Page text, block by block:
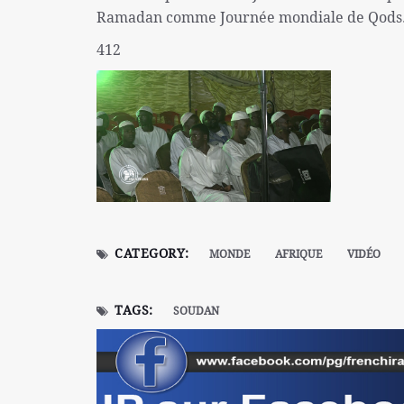
Ramadan comme Journée mondiale de
412
CATEGORY: MONDE AFRIQUE VIDÉO
TAGS: SOUDAN